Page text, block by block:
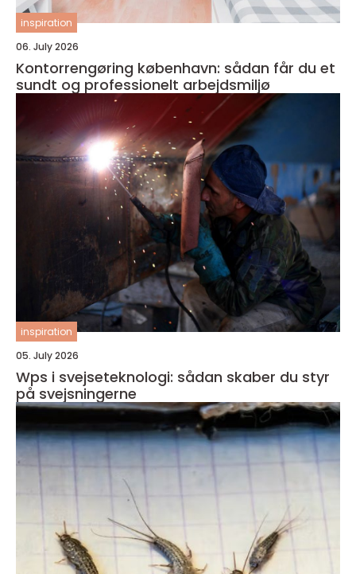
inspiration
06. July 2026
Kontorrengøring københavn: sådan får du et
sundt og professionelt arbejdsmiljø
inspiration
05. July 2026
Wps i svejseteknologi: sådan skaber du styr
på svejsningerne